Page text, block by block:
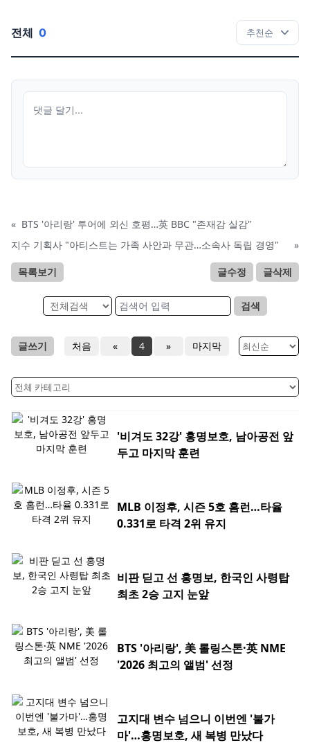
전체 0
« BTS '아리랑' 투어에 외신 호평…英 BBC "존재감 실감"
지수 기획사 "아티스트는 가족 사안과 무관…소속사 독립 경영"
»
목록보기 글수정 글삭제
검색
글쓰기 처음 « 4 » 마지막
'비겨도 32강' 홍명보호, 남아공전 앞
두고 마지막 훈련
MLB 이정후, 시즌 5호 홈런…타율
0.331로 타격 2위 유지
비판 딛고 선 홍명보, 한국인 사령탑
최초 2승 고지 눈앞
BTS '아리랑', 美 롤링스톤·英 NME
'2026 최고의 앨범' 선정
고지대 변수 넘으니 이번엔 '불가
마'…홍명보호, 새 복병 만났다